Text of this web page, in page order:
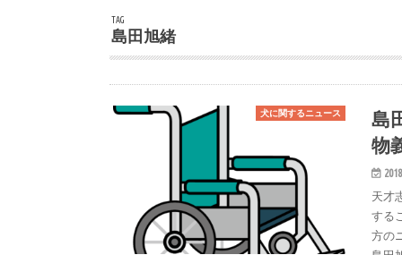
TAG
島田旭緒
犬に関するニュース
島
物
天才
する
方の